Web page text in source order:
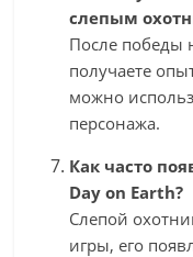
слепым
После победы
получаете
можно
персонажа.
Как часто
Day on Earth?
Слепой
игры, его